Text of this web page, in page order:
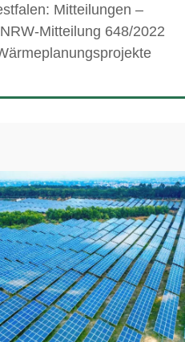
Mitteilungen –
Mitteilung 648/2022